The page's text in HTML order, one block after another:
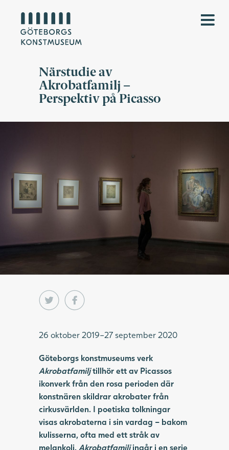
Närstudie av
Akrobatfamilj –
Perspektiv på Picasso
26 oktober 2019–27 september 2020
Göteborgs konstmuseums verk
Akrobatfamiljtillhör ett av Picassos
ikonverk från den rosa perioden där
konstnären skildrar akrobater från
cirkusvärlden. I poetiska tolkningar
visas akrobaterna i sin vardag – bakom
kulisserna, ofta med ett stråk av
melankoli. Akrobatfamiljingår i en serie